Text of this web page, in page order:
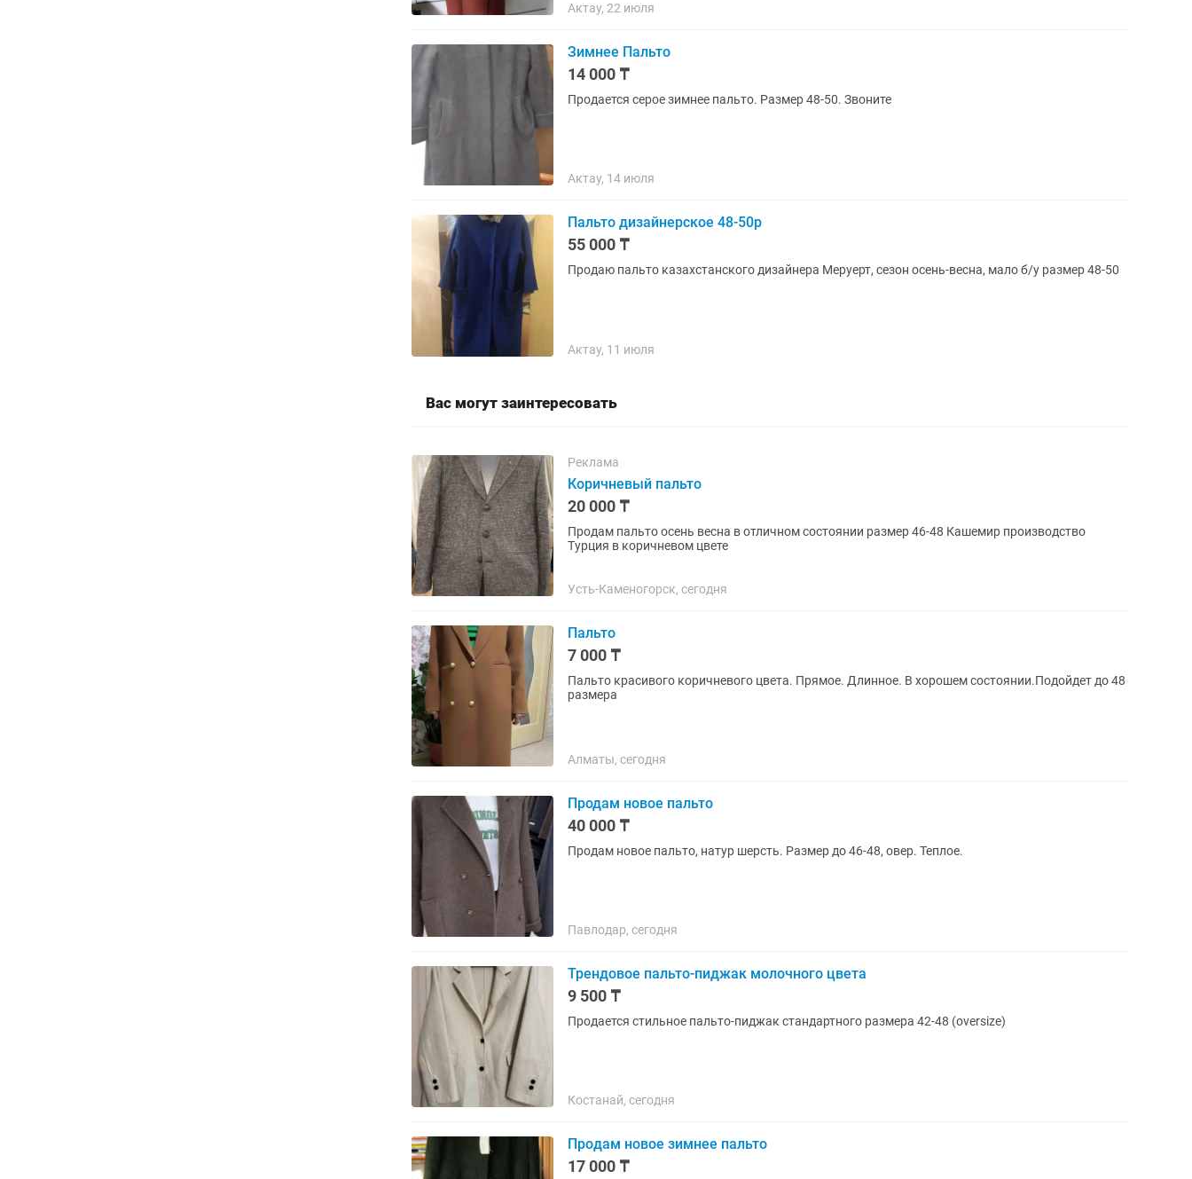
Актау, 22 июля
Зимнее Пальто
14 000 ₸
Продается серое зимнее пальто. Размер 48-50. Звоните
Актау, 14 июля
Пальто дизайнерское 48-50р
55 000 ₸
Продаю пальто казахстанского дизайнера Меруерт, сезон осень-весна, мало б/у размер 48-50
Актау, 11 июля
Вас могут заинтересовать
Реклама
Коричневый пальто
20 000 ₸
Продам пальто осень весна в отличном состоянии размер 46-48 Кашемир производство
Турция в коричневом цвете
Усть-Каменогорск, сегодня
Пальто
7 000 ₸
Пальто красивого коричневого цвета. Прямое. Длинное. В хорошем состоянии.Подойдет до 48
размера
Алматы, сегодня
Продам новое пальто
40 000 ₸
Продам новое пальто, натур шерсть. Размер до 46-48, овер. Теплое.
Павлодар, сегодня
Трендовое пальто-пиджак молочного цвета
9 500 ₸
Продается стильное пальто-пиджак стандартного размера 42-48 (oversize)
Костанай, сегодня
Прoдам новое зимнее пальто
17 000 ₸